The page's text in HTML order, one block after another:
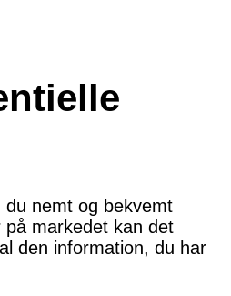
nemt og bekvemt
markedet kan det
den information, du har